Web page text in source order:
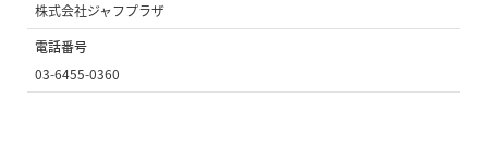
株式会社ジャフプラザ
電話番号
03-6455-0360